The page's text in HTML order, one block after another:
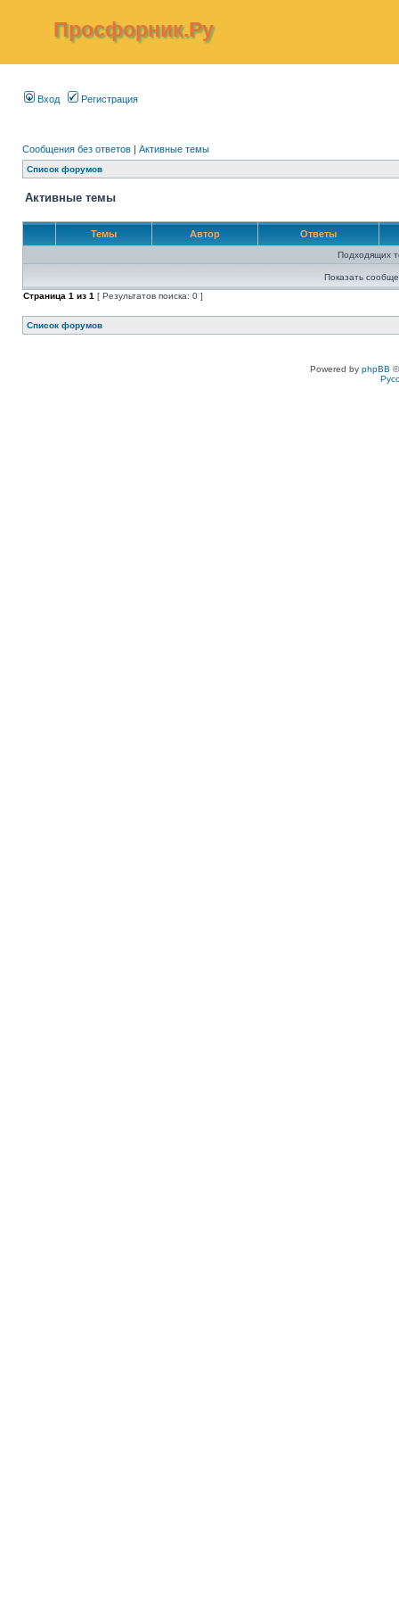
Просфорник.Ру
Вход Регистрация
Сообщения без ответов | Активные темы
Список форумов
Активные темы
Темы Автор Ответы
Подходящих
Показать
Страница 1 из 1 [ Результатов поиска: 0 ]
Список форумов
Powered by phpBB